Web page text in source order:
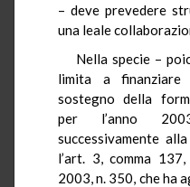
– deve prevedere
una leale
Nella specie –
limita a
sostegno della
per l’anno
successivamente
l’art. 3, comma
2003, n. 350, che ha